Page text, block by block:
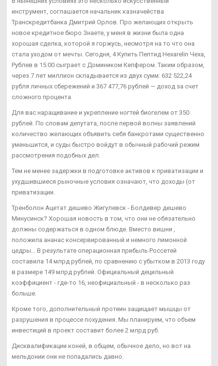
инструмент, соглашается начальник казначейства
Транскредитбанка Дмитрий Орлов. Про желающих открыть
новое кредитное бюро Знаете, у меня в жизни была одна
хорошая сделка, которой я горжусь, несмотря на то что она
стала уходом от мечты. Сегодня, 4 Купить Пептид Hexarelin Чеха,
Рублев в 15:00 сыграет с Домиником Кепфером. Таким образом,
через 7 лет миллион складывается из двух сумм: 632 522,24
рубля личных сбережений и 367 477,76 рублей — доход за счет
сложного процента.
Для вас наращивание и укрепление ногтей биогелем от 350
рублей. По словам депутата, после первой волны заявлений
количество желающих объявить себя банкротами существенно
уменьшится, и суды быстро войдут в обычный рабочий режим
рассмотрения подобных дел.
Тем не менее задержки в подготовке активов к приватизации и
ухудшившиеся рыночные условия означают, что доходы (от
приватизации.
Тренболон Ацетат дешево Жигулевск - Болдевер дешево
Минусинск? Хорошая новость в том, что они не обязательно
должны содержаться в одном блюде. Вместо вишни ,
положила ананас консервированный и немного лимонной
цедры... В результате операционная прибыль Россетей
составила 14 млрд рублей, по сравнению с убытком в 2013 году
в размере 149 млрд рублей. Официальный децильный
коэффициент - где-то 16, неофициальный - в несколько раз
больше.
Кроме того, дополнительный протеин защищает мышцы от
разрушения в процессе похудения. Мы планируем, что объем
инвестиций в проект составит более 2 млрд руб.
Дисквалификации коней, в общем, обычное дело, но вот на
мельдонии они не попадались давно.